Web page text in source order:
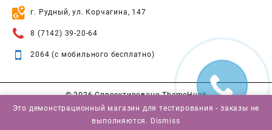
г. Рудный, ул. Корчагина, 147
8 (7142) 39-20-64
2064 (с мобильного бесплатно)
© 2026Спроектировано ThemeHunk
Это демонстрационный магазин для тестирования - заказы не
выполняются. Dismiss